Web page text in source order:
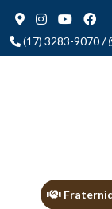
(17) 3283-9070 /